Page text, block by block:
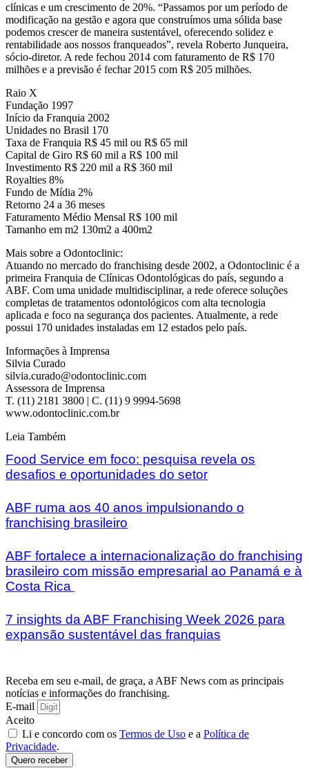
clínicas e um crescimento de 20%. “Passamos por um período de
modificação na gestão e agora que construímos uma sólida base
podemos crescer de maneira sustentável, oferecendo solidez e
rentabilidade aos nossos franqueados”, revela Roberto Junqueira,
sócio-diretor. A rede fechou 2014 com faturamento de R$ 170
milhões e a previsão é fechar 2015 com R$ 205 milhões.
Raio X
Fundação 1997
Início da Franquia 2002
Unidades no Brasil 170
Taxa de Franquia R$ 45 mil ou R$ 65 mil
Capital de Giro R$ 60 mil a R$ 100 mil
Investimento R$ 220 mil a R$ 360 mil
Royalties 8%
Fundo de Mídia 2%
Retorno 24 a 36 meses
Faturamento Médio Mensal R$ 100 mil
Tamanho em m2 130m2 a 400m2
Mais sobre a Odontoclinic:
Atuando no mercado do franchising desde 2002, a Odontoclinic é a
primeira Franquia de Clínicas Odontológicas do país, segundo a
ABF. Com uma unidade multidisciplinar, a rede oferece soluções
completas de tratamentos odontológicos com alta tecnologia
aplicada e foco na segurança dos pacientes. Atualmente, a rede
possui 170 unidades instaladas em 12 estados pelo país.
Informações à Imprensa
Silvia Curado
silvia.curado@odontoclinic.com
Assessora de Imprensa
T. (11) 2181 3800 | C. (11) 9 9994-5698
www.odontoclinic.com.br
Leia Também
Food Service em foco: pesquisa revela os
desafios e oportunidades do setor
ABF ruma aos 40 anos impulsionando o
franchising brasileiro
ABF fortalece a internacionalização do franchising
brasileiro com missão empresarial ao Panamá e à
Costa Rica
7 insights da ABF Franchising Week 2026 para
expansão sustentável das franquias
Receba em seu e-mail, de graça, a ABF News com as principais
notícias e informações do franchising.
E-mail
Aceito
Li e concordo com os Termos de Uso e a Política de
Privacidade.
Quero receber